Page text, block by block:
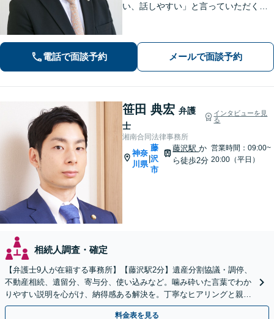
い、話しやすい」と言っていただくこ
ニケーションをいたします！【債務整
理のご相談は何度でも無料】【平塚駅3
分】
電話で面談予約 メールで面談予約
笹田 典宏 弁護
士
インタビューを見
る
湘南合同法律事務所
神奈
川県
|
藤
沢
市
藤沢駅か
ら徒歩2分
営業時間：09:00~
20:00（平日）
相続人調査・確定
【弁護士9人が在籍する事務所】【藤沢駅2分】遺産分割協議・調停、
不動産相続、遺留分、寄与分、使い込みなど。噛み砕いた言葉でわか
りやすい説明を心がけ、納得感ある解決を。丁寧なヒアリングと親身
な姿勢を大切にします
料金表を見る